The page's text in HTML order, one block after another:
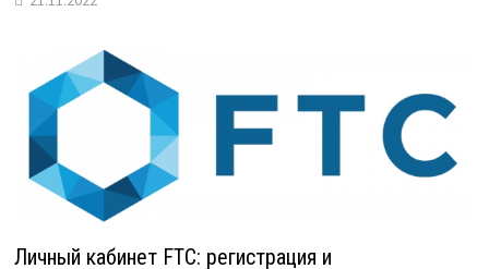
Личный кабинет FTC: регистрация и